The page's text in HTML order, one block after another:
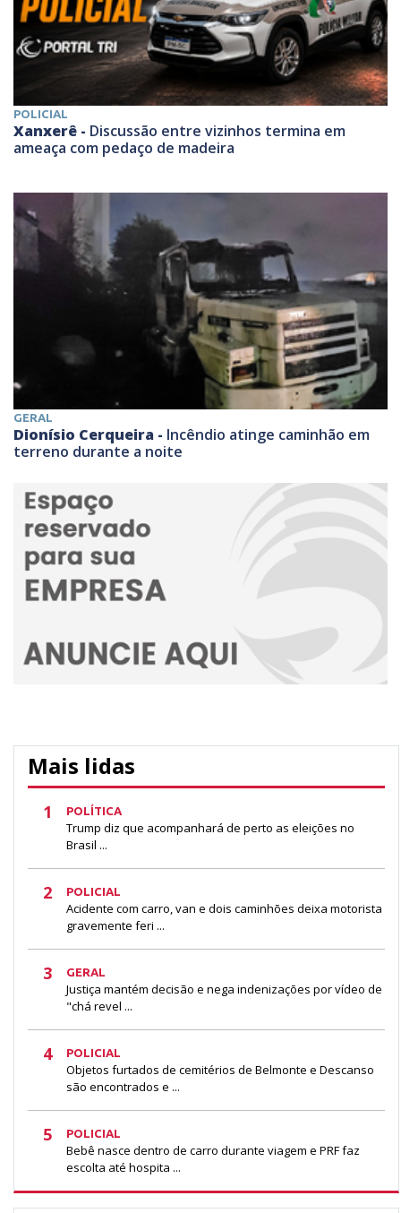
POLICIAL
Xanxerê - Discussão entre vizinhos termina em
ameaça com pedaço de madeira
GERAL
Dionísio Cerqueira - Incêndio atinge caminhão em
terreno durante a noite
Mais lidas
1 POLÍTICA
Trump diz que acompanhará de perto as eleições no
Brasil ...
2 POLICIAL
Acidente com carro, van e dois caminhões deixa motorista
gravemente feri ...
3 GERAL
Justiça mantém decisão e nega indenizações por vídeo de
"chá revel ...
4 POLICIAL
Objetos furtados de cemitérios de Belmonte e Descanso
são encontrados e ...
5 POLICIAL
Bebê nasce dentro de carro durante viagem e PRF faz
escolta até hospita ...